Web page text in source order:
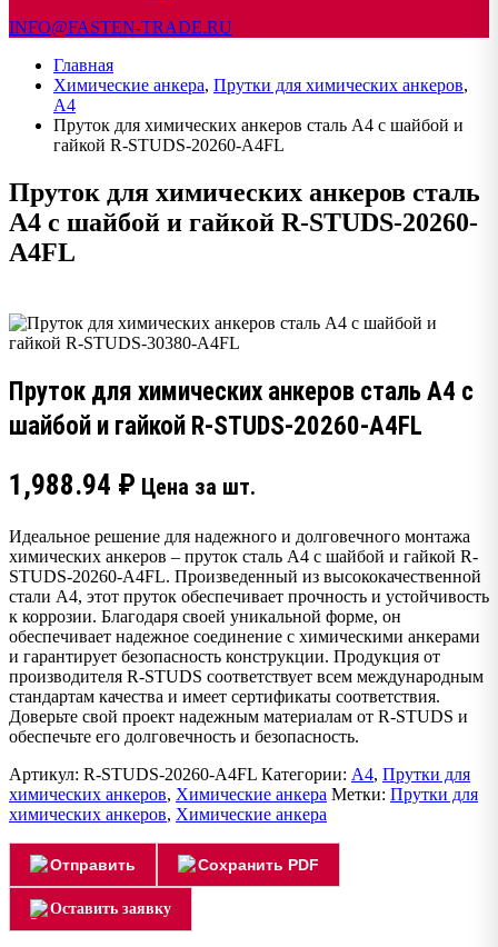
INFO@FASTEN-TRADE.RU
Главная
Химические анкера, Прутки для химических анкеров,
А4
Пруток для химических анкеров сталь А4 с шайбой и
гайкой R-STUDS-20260-A4FL
Пруток для химических анкеров сталь
А4 с шайбой и гайкой R-STUDS-20260-
A4FL
Пруток для химических анкеров сталь А4 с
шайбой и гайкой R-STUDS-20260-A4FL
1,988.94 ₽ Цена за шт.
Идеальное решение для надежного и долговечного монтажа
химических анкеров – пруток сталь А4 с шайбой и гайкой R-
STUDS-20260-A4FL. Произведенный из высококачественной
стали А4, этот пруток обеспечивает прочность и устойчивость
к коррозии. Благодаря своей уникальной форме, он
обеспечивает надежное соединение с химическими анкерами
и гарантирует безопасность конструкции. Продукция от
производителя R-STUDS соответствует всем международным
стандартам качества и имеет сертификаты соответствия.
Доверьте свой проект надежным материалам от R-STUDS и
обеспечьте его долговечность и безопасность.
Артикул: R-STUDS-20260-A4FL Категории: А4, Прутки для
химических анкеров, Химические анкера Метки: Прутки для
химических анкеров, Химические анкера
Отправить Сохранить PDF
Оставить заявку